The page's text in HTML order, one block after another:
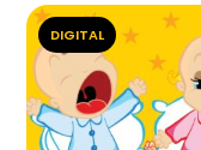
DIGITAL